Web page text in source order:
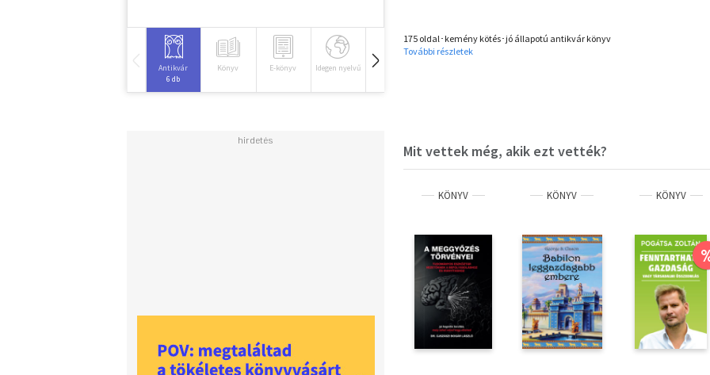
Antikvár
6 db
Könyv E-könyv Idegen nyelvű Hangoskönyv
175 oldal･kemény kötés･jó állapotú antikvár könyv
További részletek
Mit vettek még, akik ezt vették?
KÖNYV KÖNYV KÖNYV